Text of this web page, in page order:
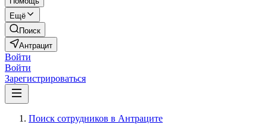
Ещё
Поиск
Антрацит
Войти
Войти
Зарегистрироваться
Поиск сотрудников в Антраците